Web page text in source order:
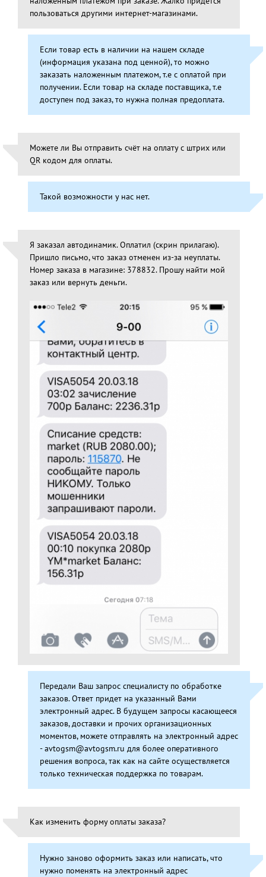
пользоваться другими интернет-магазинами.
Если товар есть в наличии на нашем складе
(информация указана под ценной), то можно
заказать наложенным платежом, т.е с оплатой при
получении. Если товар на складе поставщика, т.е
доступен под заказ, то нужна полная предоплата.
Можете ли Вы отправить счёт на оплату с штрих или
QR кодом для оплаты.
Такой возможности у нас нет.
Я заказал автодинамик. Оплатил (скрин прилагаю).
Пришло письмо, что заказ отменен из-за неуплаты.
Номер заказа в магазине: 378832. Прошу найти мой
заказ или вернуть деньги.
Передали Ваш запрос специалисту по обработке
заказов. Ответ придет на указанный Вами
электронный адрес. В будущем запросы касающееся
заказов, доставки и прочих организационных
моментов, можете отправлять на электронный адрес
- avtogsm@avtogsm.ru для более оперативного
решения вопроса, так как на сайте осуществляется
только техническая поддержка по товарам.
Как изменить форму оплаты заказа?
Нужно заново оформить заказ или написать, что
нужно поменять на электронный адрес